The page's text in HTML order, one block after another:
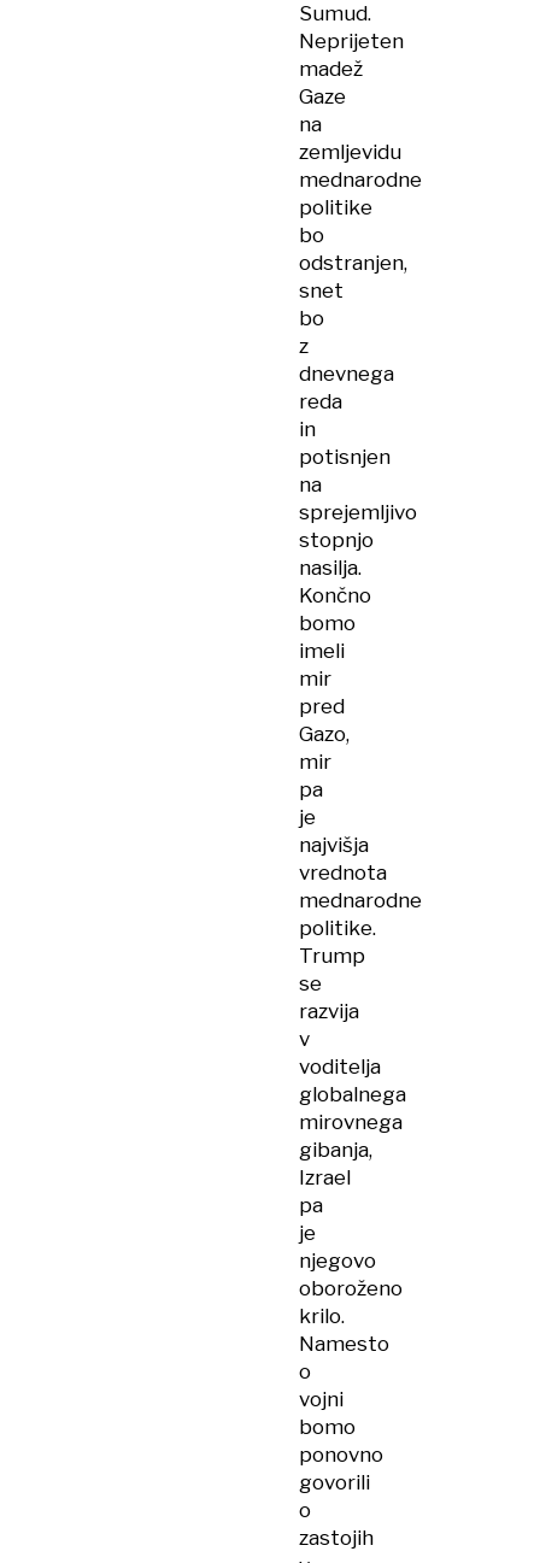
Sumud.
Neprijeten
madež
Gaze
na
zemljevidu
mednarodne
politike
bo
odstranjen,
snet
bo
z
dnevnega
reda
in
potisnjen
na
sprejemljivo
stopnjo
nasilja.
Končno
bomo
imeli
mir
pred
Gazo,
mir
pa
je
najvišja
vrednota
mednarodne
politike.
Trump
se
razvija
v
voditelja
globalnega
mirovnega
gibanja,
Izrael
pa
je
njegovo
oboroženo
krilo.
Namesto
o
vojni
bomo
ponovno
govorili
o
zastojih